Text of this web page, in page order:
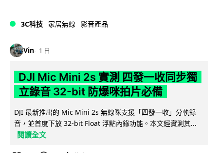
3C科技 家居無線 影音產品
Vin 1 日
DJI Mic Mini 2s 實測 四發一收同步獨
立錄音 32-bit 防爆咪拍片必備
DJI 最新推出的 Mic Mini 2s 無線咪支援「四發一收」分軌錄
音，並首度下放 32-bit Float 浮點內錄功能。本文經實測其...
閱讀全文